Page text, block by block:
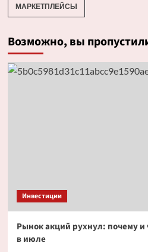
МАРКЕТПЛЕЙСЫ
Возможно, вы
Инвестиции
Рынок акций рухнул: почему и
в июле